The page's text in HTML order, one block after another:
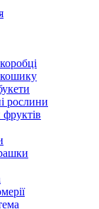
рослини